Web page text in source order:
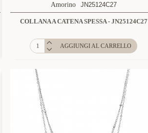
Amorino JN25124C27
COLLANA A CATENA SPESSA - JN25124C27
AGGIUNGI AL CARRELLO